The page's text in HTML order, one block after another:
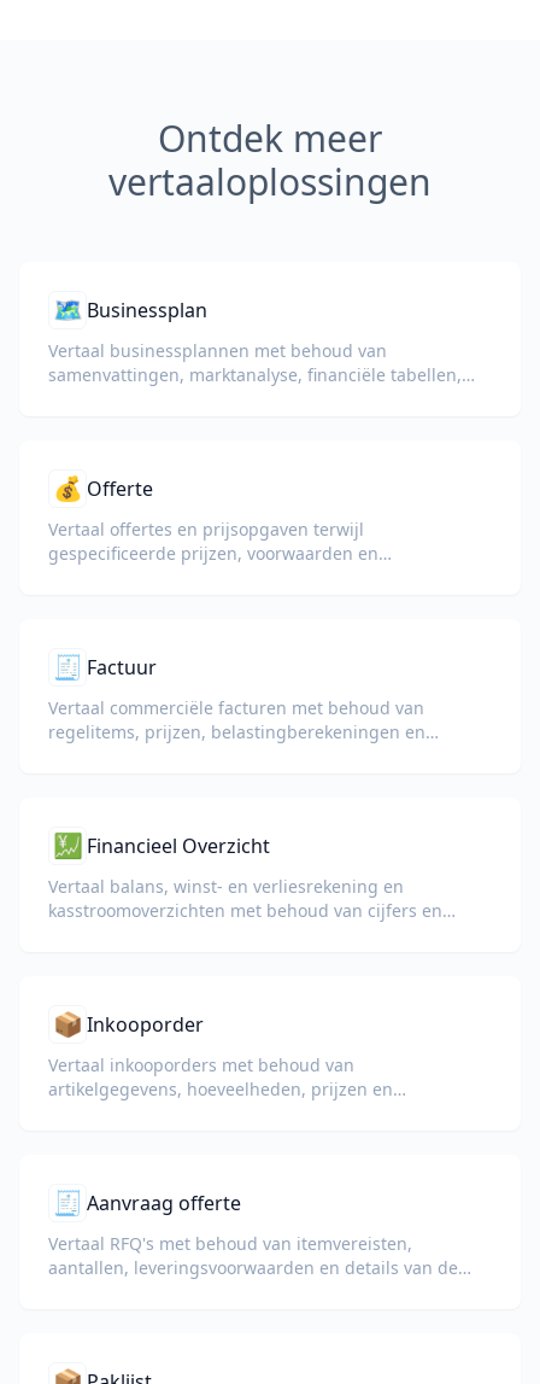
Ontdek meer
vertaaloplossingen
🗺️ Businessplan
Vertaal businessplannen met behoud van
samenvattingen, marktanalyse, financiële tabellen,
💰 Offerte
Vertaal offertes en prijsopgaven terwijl
gespecificeerde prijzen, voorwaarden en
🧾 Factuur
Vertaal commerciële facturen met behoud van
regelitems, prijzen, belastingberekeningen en
💹 Financieel Overzicht
Vertaal balans, winst- en verliesrekening en
kasstroomoverzichten met behoud van cijfers en
📦 Inkooporder
Vertaal inkooporders met behoud van
artikelgegevens, hoeveelheden, prijzen en
🧾 Aanvraag offerte
Vertaal RFQ's met behoud van itemvereisten,
aantallen, leveringsvoorwaarden en details van de